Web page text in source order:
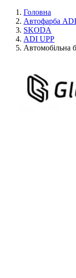
Головна
Автофарба
SKODA
ADI UPP
Автомобільна